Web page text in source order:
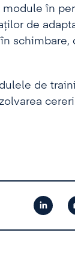
în
de
schimbare,
de